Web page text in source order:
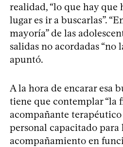
realidad, “lo que hay que
lugar es ir a buscarlas”.
mayoría” de las
salidas no acordadas “no
apuntó.
A la hora de encarar esa
tiene que contemplar “la
acompañante terapéutico
personal capacitado para
acompañamiento en